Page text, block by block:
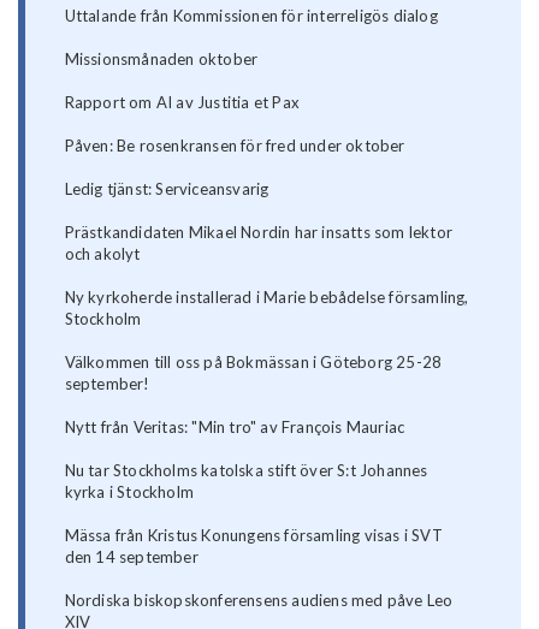
Uttalande från Kommissionen för interreligös dialog
Missionsmånaden oktober
Rapport om AI av Justitia et Pax
Påven: Be rosenkransen för fred under oktober
Ledig tjänst: Serviceansvarig
Prästkandidaten Mikael Nordin har insatts som lektor
och akolyt
Ny kyrkoherde installerad i Marie bebådelse församling,
Stockholm
Välkommen till oss på Bokmässan i Göteborg 25-28
september!
Nytt från Veritas: "Min tro" av François Mauriac
Nu tar Stockholms katolska stift över S:t Johannes
kyrka i Stockholm
Mässa från Kristus Konungens församling visas i SVT
den 14 september
Nordiska biskopskonferensens audiens med påve Leo
XIV